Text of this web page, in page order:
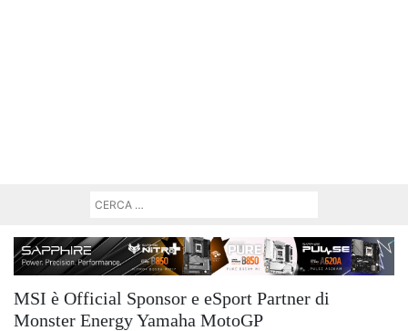
MSI è Official Sponsor e eSport Partner di
Monster Energy Yamaha MotoGP